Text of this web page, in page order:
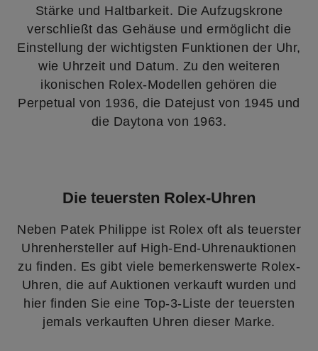
Stärke und Haltbarkeit. Die Aufzugskrone
verschließt das Gehäuse und ermöglicht die
Einstellung der wichtigsten Funktionen der Uhr,
wie Uhrzeit und Datum. Zu den weiteren
ikonischen Rolex-Modellen gehören die
Perpetual von 1936, die Datejust von 1945 und
die Daytona von 1963.
Die teuersten Rolex-Uhren
Neben Patek Philippe ist Rolex oft als teuerster
Uhrenhersteller auf High-End-Uhrenauktionen
zu finden. Es gibt viele bemerkenswerte Rolex-
Uhren, die auf Auktionen verkauft wurden und
hier finden Sie eine Top-3-Liste der teuersten
jemals verkauften Uhren dieser Marke.